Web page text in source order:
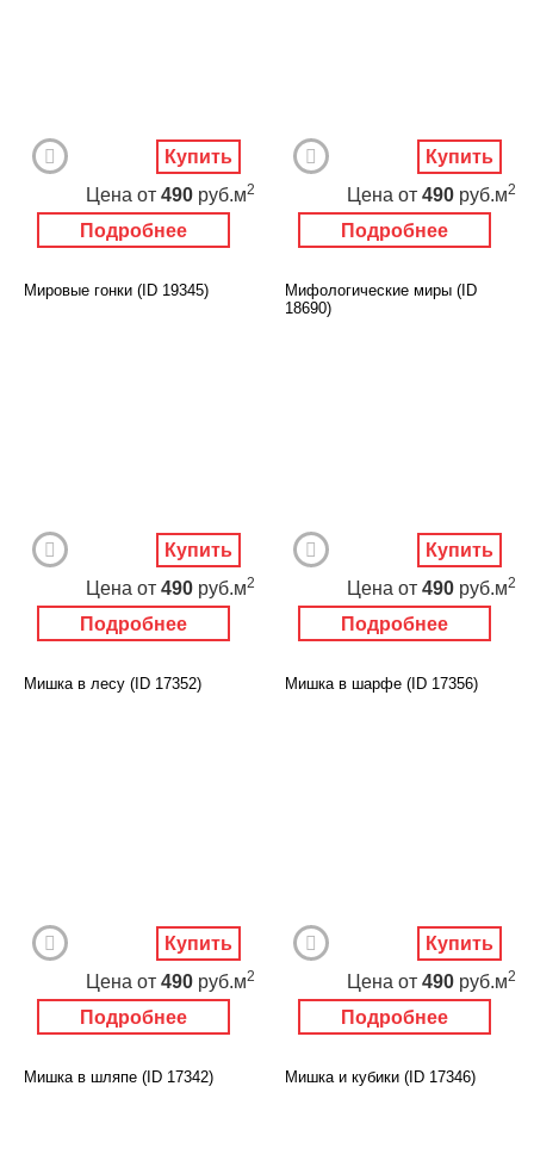
Подробнее
Цена от 490 руб.м2
Купить
Подробнее
Цена от 490 руб.м2
Купить
Мировые гонки (ID 19345)
Подробнее
Цена от 490 руб.м2
Купить
Мифологические миры (ID
18690)
Подробнее
Цена от 490 руб.м2
Купить
Мишка в лесу (ID 17352)
Подробнее
Цена от 490 руб.м2
Купить
Мишка в шарфе (ID 17356)
Подробнее
Цена от 490 руб.м2
Купить
Мишка в шляпе (ID 17342) Мишка и кубики (ID 17346)